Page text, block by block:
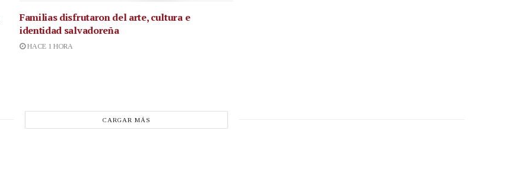
Familias disfrutaron del arte, cultura e
identidad salvadoreña
HACE 1 HORA
CARGAR MÁS